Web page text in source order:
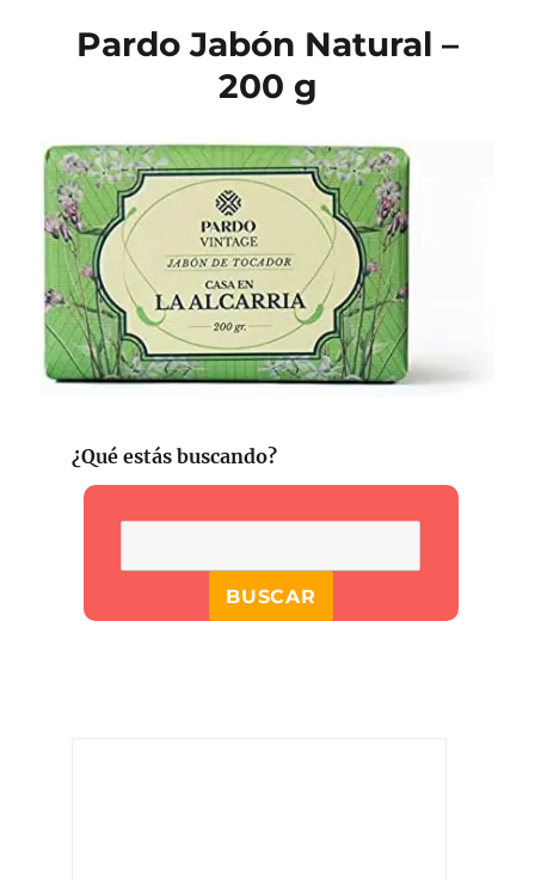
Pardo Jabón Natural –
200 g
¿Qué estás buscando?